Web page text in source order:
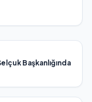
Başkanlığında